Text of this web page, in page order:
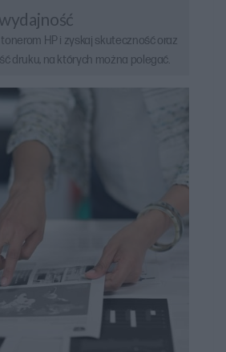
HP i zyskaj skuteczność oraz
druku, na których można polegać.